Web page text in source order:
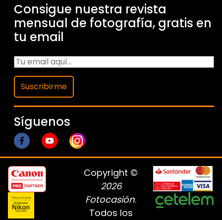
Consigue nuestra revista
mensual de fotografía, gratis en
tu email
Suscribirme
Síguenos
Copyright ©
2026
Fotocasión.
Todos los